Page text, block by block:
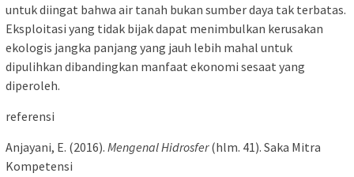
untuk diingat bahwa air tanah bukan sumber daya tak terbatas.
Eksploitasi yang tidak bijak dapat menimbulkan kerusakan
ekologis jangka panjang yang jauh lebih mahal untuk
dipulihkan dibandingkan manfaat ekonomi sesaat yang
diperoleh.
referensi
Anjayani, E. (2016). Mengenal Hidrosfer(hlm. 41). Saka Mitra
Kompetensi